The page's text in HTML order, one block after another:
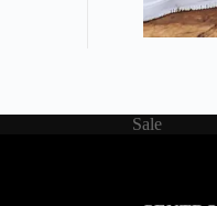
Sale